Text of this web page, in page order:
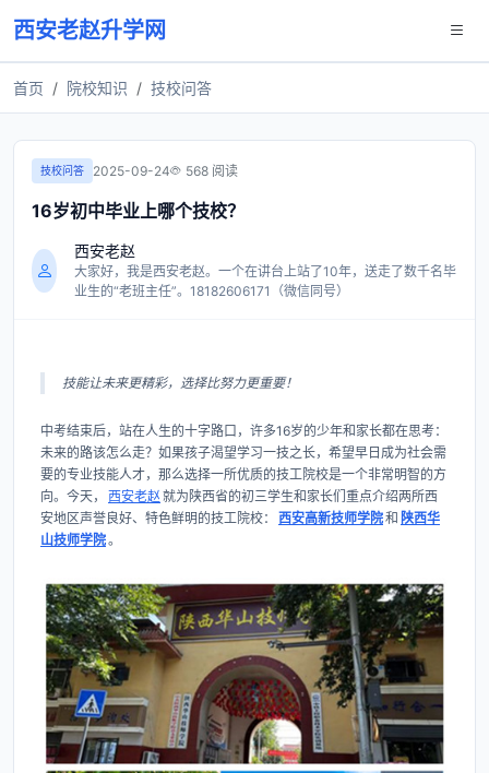
西安老赵升学网
首页 院校知识 技校问答
技校问答 2025-09-24 568 阅读
16岁初中毕业上哪个技校？
西安老赵
大家好，我是西安老赵。一个在讲台上站了10年，送走了数千名毕
业生的“老班主任”。18182606171（微信同号）
技能让未来更精彩，选择比努力更重要！
中考结束后，站在人生的十字路口，许多16岁的少年和家长都在思考：
未来的路该怎么走？如果孩子渴望学习一技之长，希望早日成为社会需
要的专业技能人才，那么选择一所优质的技工院校是一个非常明智的方
向。今天，
西安老赵 就为陕西省的初三学生和家长们重点介绍两所西
安地区声誉良好、特色鲜明的技工院校：​
西安高新技师学院和 陕西华
山技师学院。